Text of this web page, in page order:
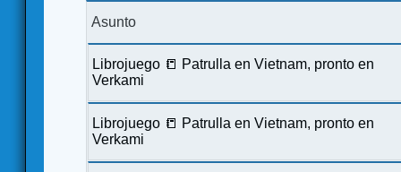
Asunto
Librojuego 📒 Patrulla en Vietnam, pronto en
Verkami
Librojuego 📒 Patrulla en Vietnam, pronto en
Verkami